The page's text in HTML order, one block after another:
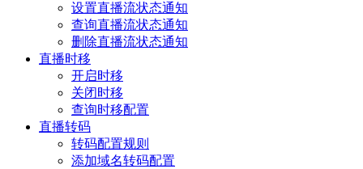
设置直播流状态通知
查询直播流状态通知
删除直播流状态通知
直播时移
开启时移
关闭时移
查询时移配置
直播转码
转码配置规则
添加域名转码配置